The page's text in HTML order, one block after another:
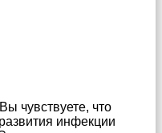
чувствуете, что
инфекции